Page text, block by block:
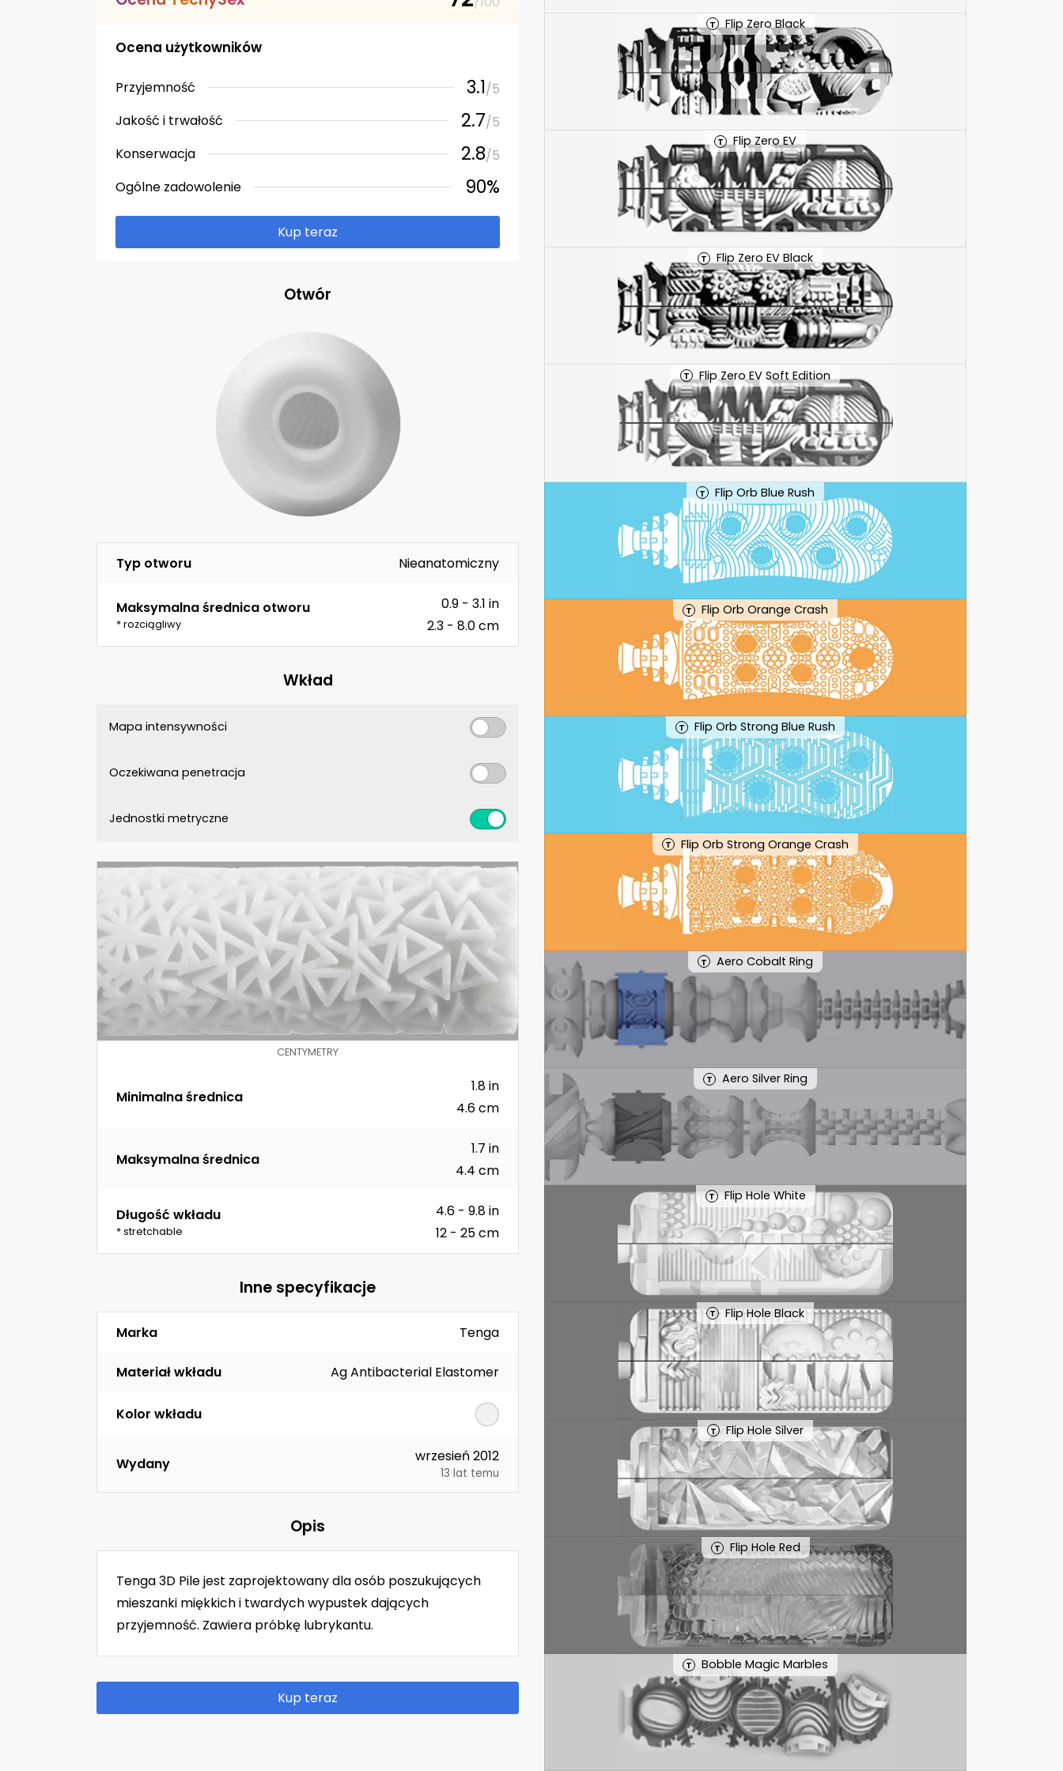
T Flip Zero Black
T Flip Zero EV
T Flip Zero EV Black
T Flip Zero EV Soft Edition
T Flip Orb Blue Rush
T Flip Orb Orange Crash
T Flip Orb Strong Blue Rush
T Flip Orb Strong Orange Crash
T Aero Cobalt Ring
T Aero Silver Ring
T Flip Hole White
T Flip Hole Black
T Flip Hole Silver
T Flip Hole Red
T Bobble Magic Marbles
Ocena użytkowników
Przyjemność 3.1/5
Jakość i trwałość
2.7/5
Konserwacja
2.8/5
Ogólne zadowolenie
90%
Kup teraz
Otwór
Typ otworu Nieanatomiczny
Maksymalna średnica otworu
* rozciągliwy
0.9 - 3.1 in
2.3 - 8.0 cm
Wkład
Mapa intensywności
Oczekiwana penetracja
Jednostki metryczne
CENTYMETRY
Minimalna średnica
1.8 in
4.6 cm
Maksymalna średnica
1.7 in
4.4 cm
Długość wkładu
* stretchable
4.6 - 9.8 in
12 - 25 cm
Inne specyfikacje
Marka Tenga
Materiał wkładu Ag Antibacterial Elastomer
Kolor wkładu
Wydany wrzesień 2012
13 lat temu
Opis
Tenga 3D Pile jest zaprojektowany dla osób poszukujących
mieszanki miękkich i twardych wypustek dających
przyjemność. Zawiera próbkę lubrykantu.
Kup teraz